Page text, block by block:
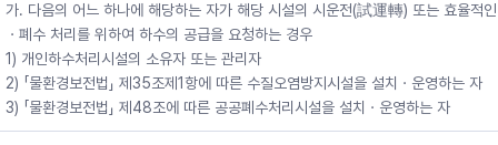
가. 다음의 어느 하나에 해당하는 자가 해당 시설의 시운전(試運轉) 또는 효율적
ㆍ폐수 처리를 위하여 하수의 공급을 요청하는 경우
1) 개인하수처리시설의 소유자 또는 관리자
2) 「물환경보전법」 제35조제1항에 따른 수질오염방지시설을 설치ㆍ운영하는 자
3) 「물환경보전법」 제48조에 따른 공공폐수처리시설을 설치ㆍ운영하는 자